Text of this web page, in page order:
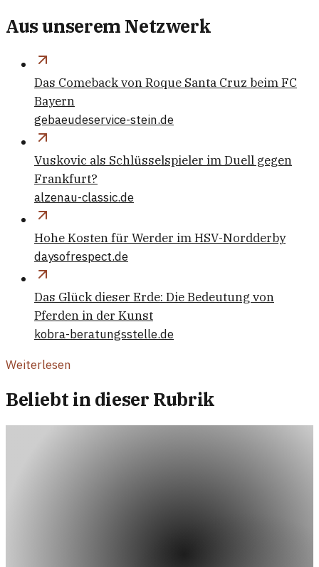
Aus unserem Netzwerk
Das Comeback von Roque Santa Cruz beim FC
Bayern
gebaeudeservice-stein.de
Vuskovic als Schlüsselspieler im Duell gegen
Frankfurt?
alzenau-classic.de
Hohe Kosten für Werder im HSV-Nordderby
daysofrespect.de
Das Glück dieser Erde: Die Bedeutung von
Pferden in der Kunst
kobra-beratungsstelle.de
Weiterlesen
Beliebt in dieser Rubrik